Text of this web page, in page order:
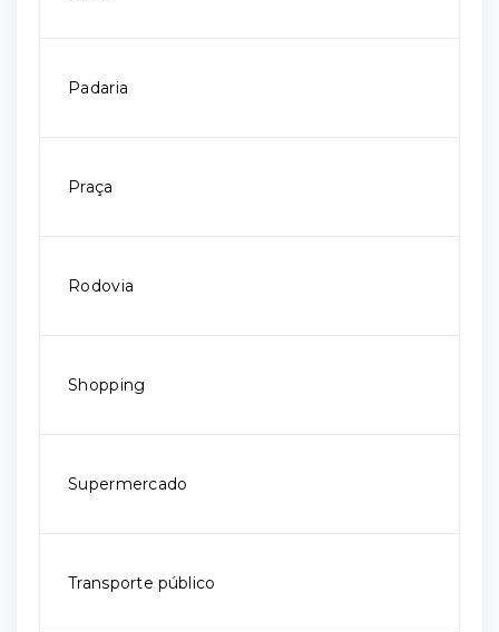
Padaria
Praça
Rodovia
Shopping
Supermercado
Transporte público